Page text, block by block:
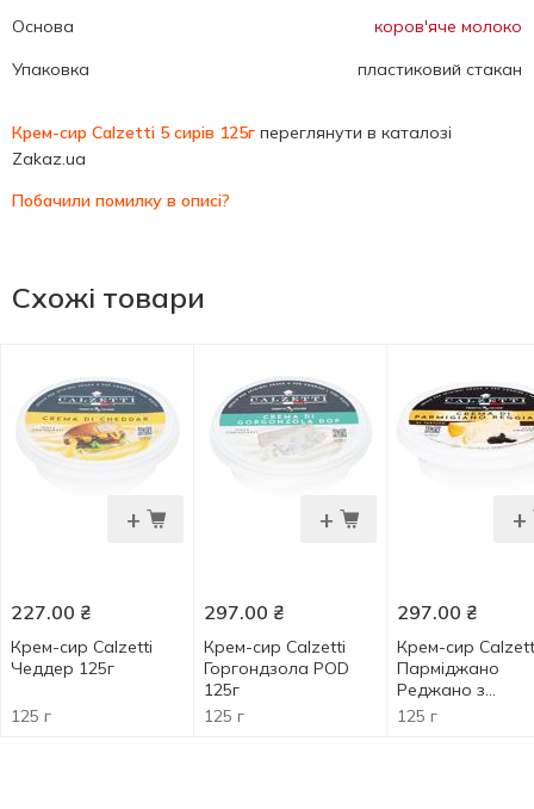
Основа
коров'яче молоко
Упаковка
пластиковий стакан
Крем-сир Calzetti 5 сирів 125г переглянути в каталозі
Zakaz.ua
Побачили помилку в описі?
Схожі товари
+
227.00 ₴
Крем-сир Calzetti
Чеддер 125г
125 г
+
297.00 ₴
Крем-сир Calzetti
Горгондзола POD
125г
125 г
+
297.00 ₴
Крем-сир
Парміджано
Реджано з
трюфелем 125г
125 г